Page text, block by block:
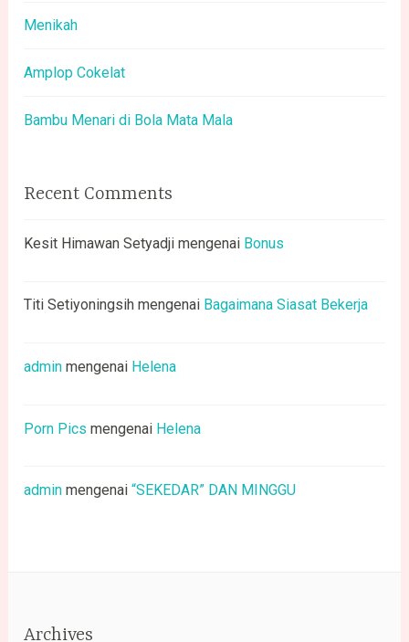
Menikah
Amplop Cokelat
Bambu Menari di Bola Mata Mala
Recent Comments
Kesit Himawan Setyadji mengenai Bonus
Titi Setiyoningsih mengenai Bagaimana Siasat Bekerja
admin mengenai Helena
Porn Pics mengenai Helena
admin mengenai“SEKEDAR” DAN MINGGU
Archives